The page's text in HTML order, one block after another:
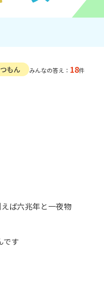
もん みんなの答え： 18件
ば六兆年と一夜物
です